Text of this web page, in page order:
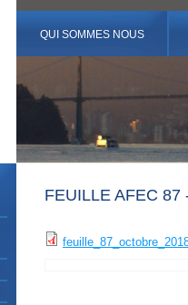
QUI SOMMES NOUS
FEUILLE AFEC 87